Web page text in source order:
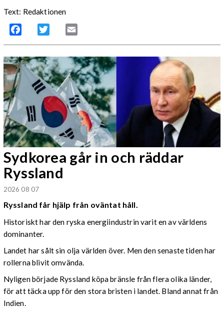
Text: Redaktionen
Facebook Twitter
Sydkorea går in och räddar
Ryssland
2026 08 07
Ryssland får hjälp från oväntat håll.
Historiskt har den ryska energiindustrin varit en av världens
dominanter.
Landet har sålt sin olja världen över. Men den senaste tiden har
rollerna blivit omvända.
Nyligen började Ryssland köpa bränsle från flera olika länder,
för att täcka upp för den stora bristen i landet. Bland annat från
Indien.